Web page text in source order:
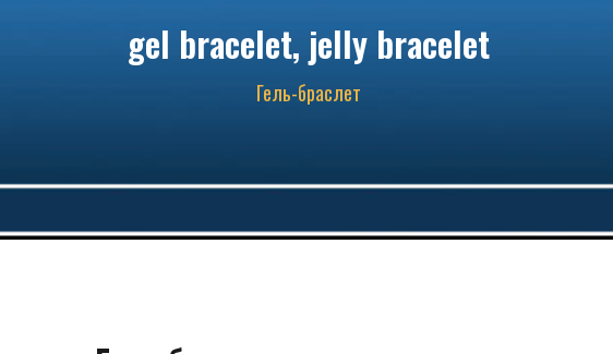
gel bracelet, jelly bracelet
Гель-браслет